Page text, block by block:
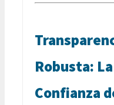
Robusta:
Confianza